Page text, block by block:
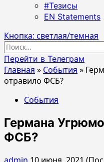
#Тезисы
EN Statements
Кнопка: светлая/темная
Найти:
Перейти в Телеграм
Главная » События »
отравило ФСБ?
События
Германа
ФСБ?